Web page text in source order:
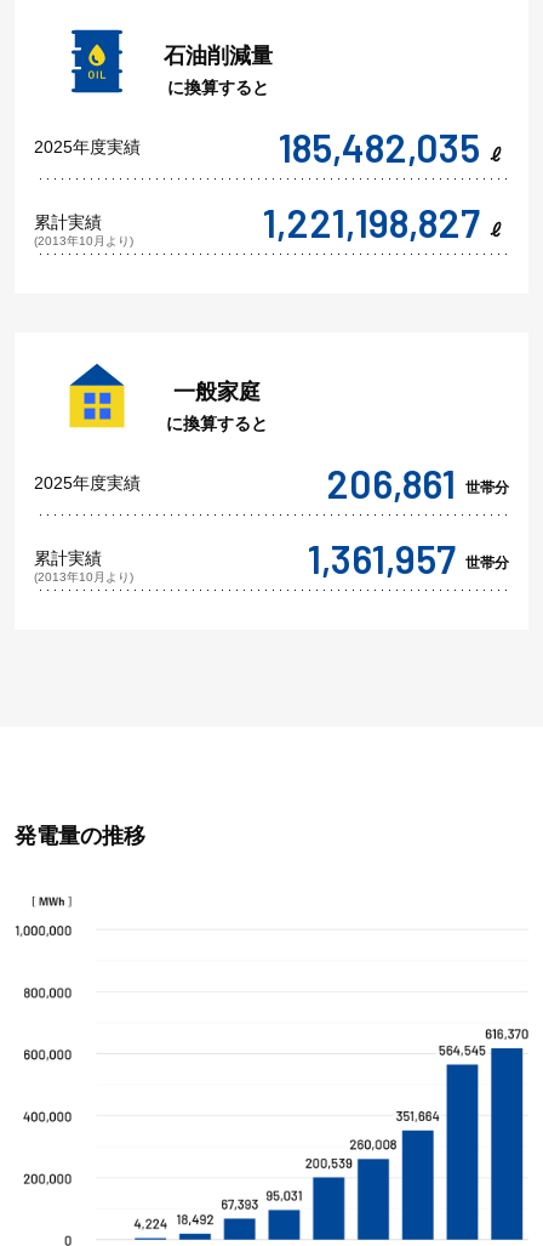
石油削減量
に換算すると
2025年度実績 185,482,035
累計実績
(2013年10月より) 1,221,198,827
一般家庭
に換算すると
2025年度実績 206,861 世帯分
累計実績
(2013年10月より) 1,361,957 世帯分
発電量の推移